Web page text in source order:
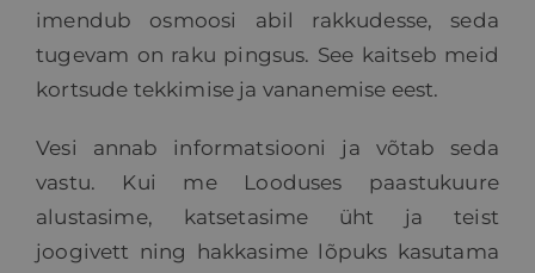
imendub osmoosi abil rakkudesse, seda
tugevam on raku pingsus. See kaitseb meid
kortsude tekkimise ja vananemise eest.
Vesi annab informatsiooni ja võtab seda
vastu. Kui me Looduses paastukuure
alustasime, katsetasime üht ja teist
joogivett ning hakkasime lõpuks kasutama